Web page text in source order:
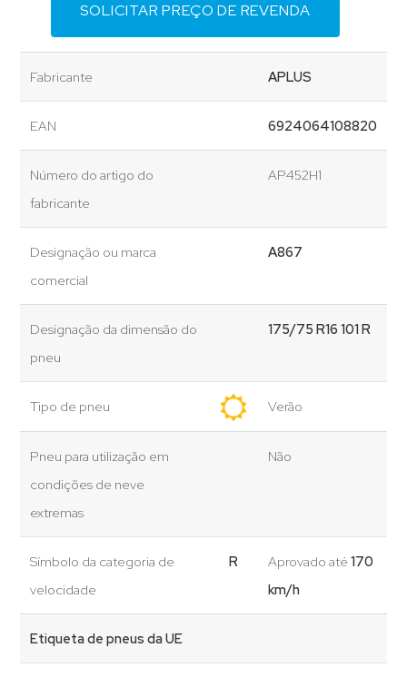
SOLICITAR PREÇO DE REVENDA
Fabricante APLUS
EAN 6924064108820
Número do artigo do
fabricante
AP452H1
Designação ou marca
comercial
A867
Designação da dimensão do
pneu
175/75 R16 101 R
Tipo de pneu Verão
Pneu para utilização em
condições de neve
extremas
Não
Símbolo da categoria de
velocidade
R Aprovado até 170
km/h
Etiqueta de pneus da UE